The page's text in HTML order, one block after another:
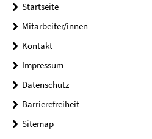
Startseite
Mitarbeiter/innen
Kontakt
Impressum
Datenschutz
Barrierefreiheit
Sitemap